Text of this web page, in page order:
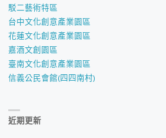
駁二藝術特區
台中文化創意產業園區
花蓮文化創意產業園區
嘉酒文創園區
臺南文化創意產業園區
信義公民會館(四四南村)
近期更新